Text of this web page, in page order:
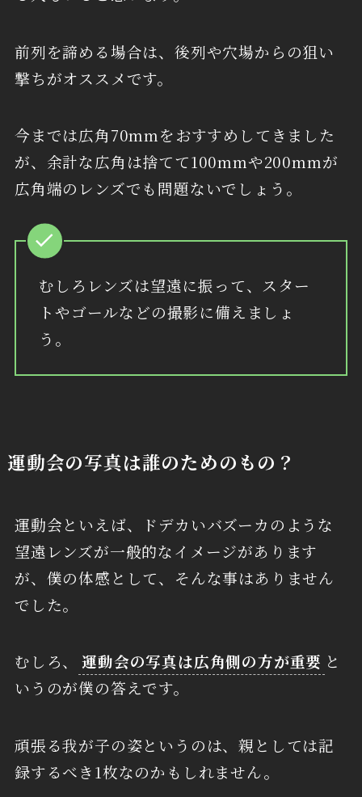
前列を諦める場合は、後列や穴場からの狙い
撃ちがオススメです。
今までは広角70mmをおすすめしてきました
が、余計な広角は捨てて100mmや200mmが
広角端のレンズでも問題ないでしょう。
むしろレンズは望遠に振って、スター
トやゴールなどの撮影に備えましょ
う。
運動会の写真は誰のためのもの？
運動会といえば、ドデカいバズーカのような
望遠レンズが一般的なイメージがあります
が、僕の体感として、そんな事はありません
でした。
むしろ、 運動会の写真は広角側の方が重要 と
いうのが僕の答えです。
頑張る我が子の姿というのは、親としては記
録するべき1枚なのかもしれません。